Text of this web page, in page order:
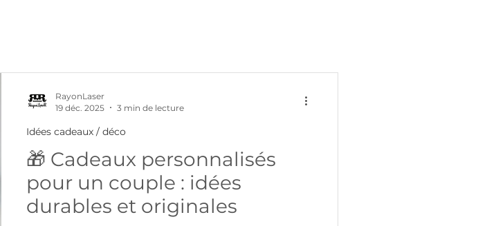
🎁 Cadeaux personnalisés
pour un couple : idées
durables et originales
Idées cadeaux / déco
RayonLaser
19 déc. 2025
3 min de lecture